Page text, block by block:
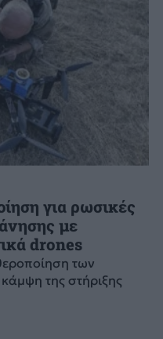
για ρωσικές
με
drones
των
της στήριξης